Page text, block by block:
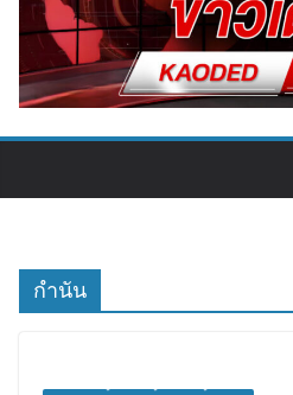
กำนัน